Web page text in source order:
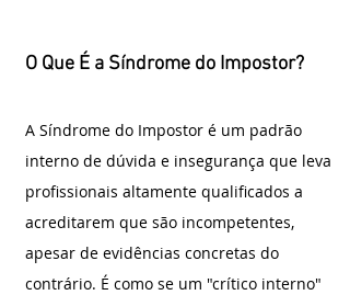
O Que É a Síndrome do Impostor?
A Síndrome do Impostor é um padrão
interno de dúvida e insegurança que leva
profissionais altamente qualificados a
acreditarem que são incompetentes,
apesar de evidências concretas do
contrário. É como se um "crítico interno"